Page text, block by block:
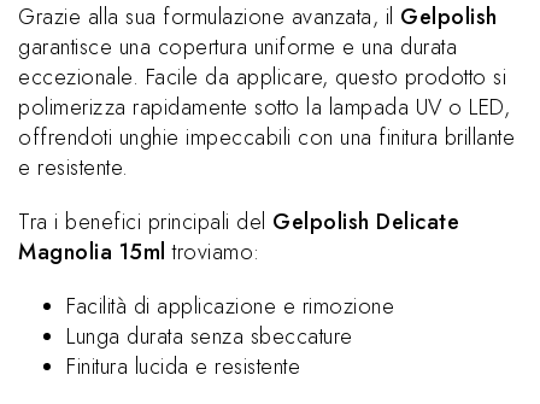
Grazie alla sua formulazione avanzata, il Gelpolish
garantisce una copertura uniforme e una durata
eccezionale. Facile da applicare, questo prodotto si
polimerizza rapidamente sotto la lampada UV o LED,
offrendoti unghie impeccabili con una finitura brillante
e resistente.
Tra i benefici principali del Gelpolish Delicate
Magnolia 15ml troviamo:
Facilità di applicazione e rimozione
Lunga durata senza sbeccature
Finitura lucida e resistente